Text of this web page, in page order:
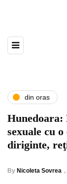
din oras
sexuale cu
diriginte,
By Nicoleta Sovrea ,